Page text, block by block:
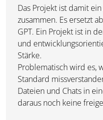
Das Projekt ist damit
zusammen. Es ersetzt
GPT. Ein Projekt ist in
und
Stärke.
Problematisch wird es,
Standard
Dateien und Chats in
daraus noch keine